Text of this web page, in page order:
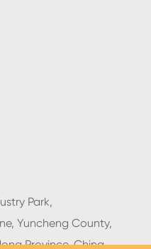
Park,
Yuncheng County,
Province, China